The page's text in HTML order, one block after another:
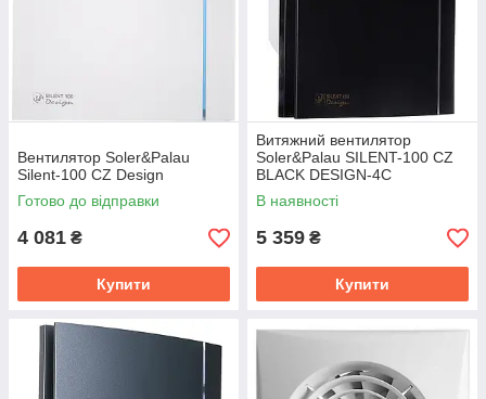
Вентилятор Soler&Palau
Silent-100 CZ Design
Готово до відправки
4 081 ₴
Купити
Витяжний вентилятор
Soler&Palau SILENT-100 CZ
BLACK DESIGN-4C
В наявності
5 359 ₴
Купити